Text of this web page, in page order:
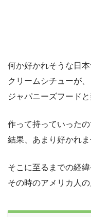
何か好かれそうな日本
クリームシチューが、
ジャパニーズフードと
作って持っていった
結果、あまり好かれ
そこに至るまでの経緯
その時のアメリカ人